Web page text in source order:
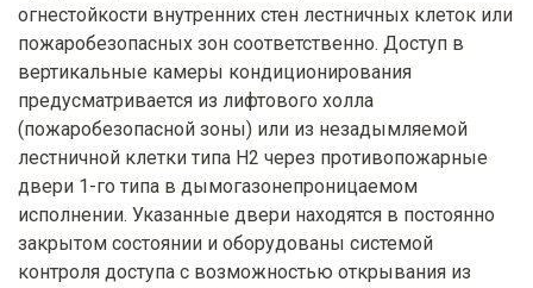
огнестойкости внутренних стен лестничных клеток или
пожаробезопасных зон соответственно. Доступ в
вертикальные камеры кондиционирования
предусматривается из лифтового холла
(пожаробезопасной зоны) или из незадымляемой
лестничной клетки типа Н2 через противопожарные
двери 1-го типа в дымогазонепроницаемом
исполнении. Указанные двери находятся в постоянно
закрытом состоянии и оборудованы системой
контроля доступа с возможностью открывания из